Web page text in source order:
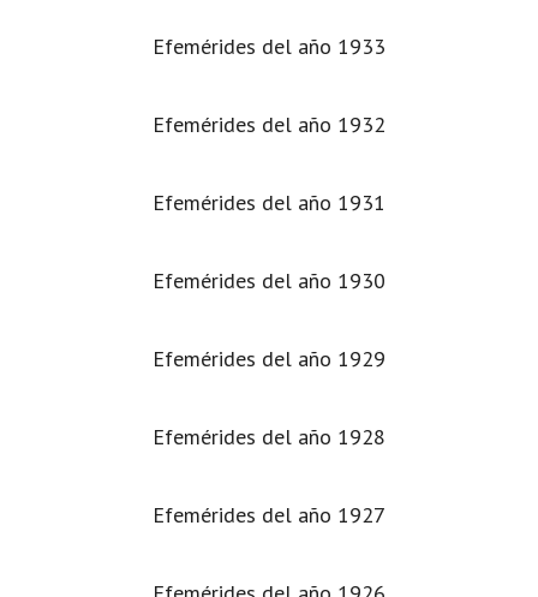
Efemérides del año 1933
Efemérides del año 1932
Efemérides del año 1931
Efemérides del año 1930
Efemérides del año 1929
Efemérides del año 1928
Efemérides del año 1927